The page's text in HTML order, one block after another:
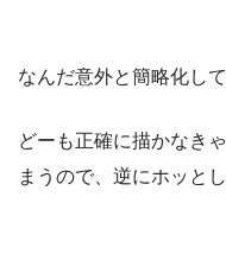
なんだ意外と簡略化し
どーも正確に描かなき
まうので、逆にホッとし